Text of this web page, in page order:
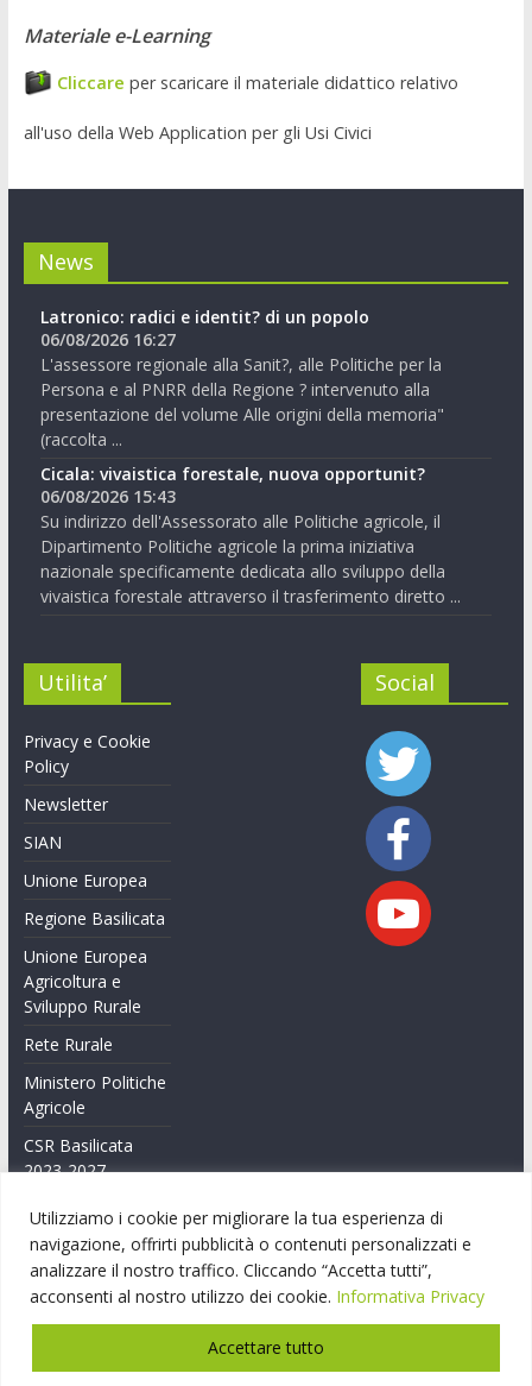
Utilizziamo i cookie per migliorare la tua esperienza di
navigazione, offrirti pubblicità o contenuti personalizzati e
analizzare il nostro traffico. Cliccando “Accetta tutti”,
acconsenti al nostro utilizzo dei cookie. Informativa Privacy
Accettare tutto
Materiale e-Learning
Cliccare per scaricare il materiale didattico relativo
all'uso della Web Application per gli Usi Civici
News
Latronico: radici e identit? di un popolo
06/08/2026 16:27
L'assessore regionale alla Sanit?, alle Politiche per la
Persona e al PNRR della Regione ? intervenuto alla
presentazione del volume Alle origini della memoria"
(raccolta ...
Cicala: vivaistica forestale, nuova opportunit?
06/08/2026 15:43
Su indirizzo dell'Assessorato alle Politiche agricole, il
Dipartimento Politiche agricole la prima iniziativa
nazionale specificamente dedicata allo sviluppo della
vivaistica forestale attraverso il trasferimento diretto ...
Utilita’
Privacy e Cookie
Policy
Newsletter
SIAN
Unione Europea
Regione Basilicata
Unione Europea
Agricoltura e
Sviluppo Rurale
Rete Rurale
Ministero Politiche
Agricole
CSR Basilicata
2023-2027
Feasr Basilicata
Feasr Basilicata
2007-2014
Social